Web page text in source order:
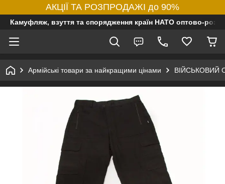
АКЦІЇ ТА РОЗПРОДАЖІ до 90%
Камуфляж, взуття та спорядження країн НАТО оптово-
Армійські товари за найкращими цінами ВІЙСЬКОВИЙ